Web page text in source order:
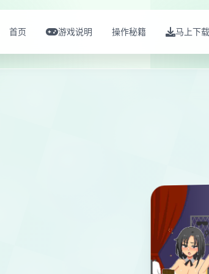
首页 游戏说明 操作秘籍 马上下载